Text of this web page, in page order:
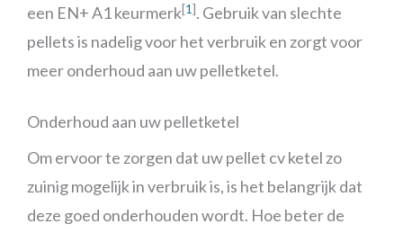
een EN+ A1 keurmerk[1]. Gebruik van slechte
pellets is nadelig voor het verbruik en zorgt voor
meer onderhoud aan uw pelletketel.
Onderhoud aan uw pelletketel
Om ervoor te zorgen dat uw pellet cv ketel zo
zuinig mogelijk in verbruik is, is het belangrijk dat
deze goed onderhouden wordt. Hoe beter de